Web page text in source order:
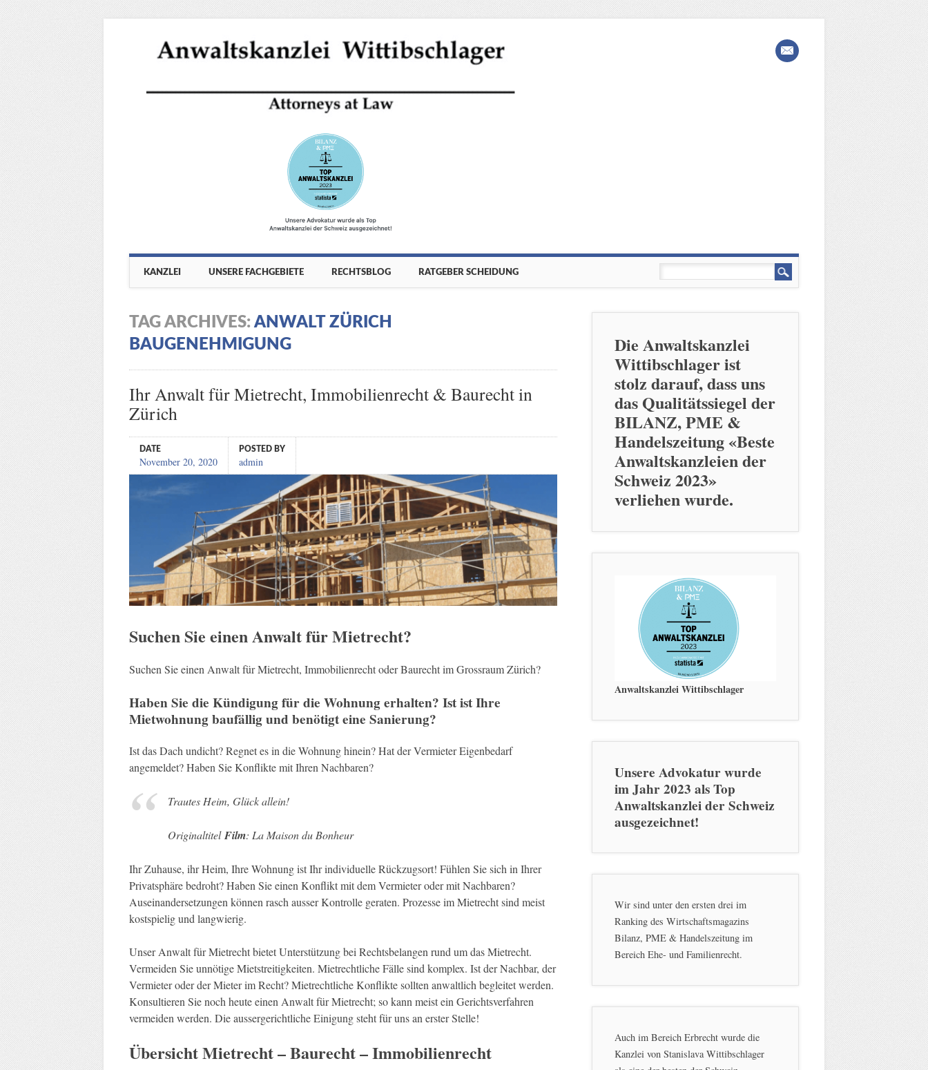
Main menu
KANZLEI UNSERE FACHGEBIETE RECHTSBLOG RATGEBER SCHEIDUNG
TAG ARCHIVES: ANWALT ZÜRICH
BAUGENEHMIGUNG
Ihr Anwalt für Mietrecht, Immobilienrecht & Baurecht in
Zürich
DATE
November 20, 2020
POSTED BY
admin
Suchen Sie einen Anwalt für Mietrecht?
Suchen Sie einen Anwalt für Mietrecht, Immobilienrecht oder Baurecht im Grossraum Zürich?
Haben Sie die Kündigung für die Wohnung erhalten? Ist ist Ihre
Mietwohnung baufällig und benötigt eine Sanierung?
Ist das Dach undicht? Regnet es in die Wohnung hinein? Hat der Vermieter Eigenbedarf
angemeldet? Haben Sie Konflikte mit Ihren Nachbaren?
Trautes Heim, Glück allein!
OriginaltitelFilm: La Maison du Bonheur
Ihr Zuhause, ihr Heim, Ihre Wohnung ist Ihr individuelle Rückzugsort! Fühlen Sie sich in Ihrer
Privatsphäre bedroht? Haben Sie einen Konflikt mit dem Vermieter oder mit Nachbaren?
Auseinandersetzungen können rasch ausser Kontrolle geraten. Prozesse im Mietrecht sind meist
kostspielig und langwierig.
Unser Anwalt für Mietrecht bietet Unterstützung bei Rechtsbelangen rund um das Mietrecht.
Vermeiden Sie unnötige Mietstreitigkeiten. Mietrechtliche Fälle sind komplex. Ist der Nachbar, der
Vermieter oder der Mieter im Recht? Mietrechtliche Konflikte sollten anwaltlich begleitet werden.
Konsultieren Sie noch heute einen Anwalt für Mietrecht; so kann meist ein Gerichtsverfahren
vermeiden werden. Die aussergerichtliche Einigung steht für uns an erster Stelle!
Übersicht Mietrecht – Baurecht – Immobilienrecht
Die Anwaltskanzlei
Wittibschlager ist
stolz darauf, dass uns
das Qualitätssiegel der
BILANZ, PME &
Handelszeitung «Beste
Anwaltskanzleien der
Schweiz 2023»
verliehen wurde.
Anwaltskanzlei Wittibschlager
Unsere Advokatur wurde
im Jahr 2023 als Top
Anwaltskanzlei der Schweiz
ausgezeichnet!
Wir sind unter den ersten drei im
Ranking des Wirtschaftsmagazins
Bilanz, PME & Handelszeitung im
Bereich Ehe- und Familienrecht.
Auch im Bereich Erbrecht wurde die
Kanzlei von Stanislava Wittibschlager